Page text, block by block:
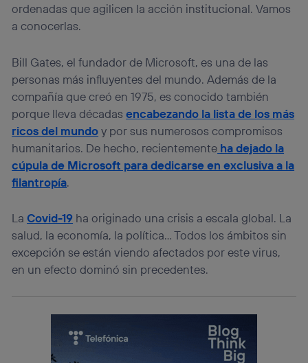
ordenadas que agilicen la acción institucional. Vamos
a conocerlas.
Bill Gates, el fundador de Microsoft, es una de las
personas más influyentes del mundo. Además de la
compañía que creó en 1975, es conocido también
porque lleva décadasencabezando la lista de los más
ricos del mundoy por sus numerosos compromisos
humanitarios. De hecho, recientemente ha dejado la
cúpula de Microsoft para dedicarse en exclusiva a la
filantropía.
LaCovid-19 ha originado una crisis a escala global. La
salud, la economía, la política… Todos los ámbitos sin
excepción se están viendo afectados por este virus,
en un efecto dominó sin precedentes.